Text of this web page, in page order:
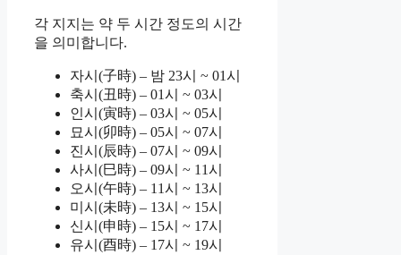
각 지지는 약 두 시간 정도의 시간
을 의미합니다.
자시(子時) – 밤 23시 ~ 01시
축시(丑時) – 01시 ~ 03시
인시(寅時) – 03시 ~ 05시
묘시(卯時) – 05시 ~ 07시
진시(辰時) – 07시 ~ 09시
사시(巳時) – 09시 ~ 11시
오시(午時) – 11시 ~ 13시
미시(未時) – 13시 ~ 15시
신시(申時) – 15시 ~ 17시
유시(酉時) – 17시 ~ 19시